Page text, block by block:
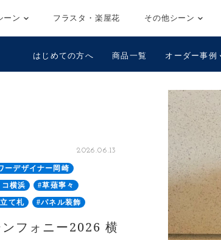
ーン フラスタ・楽屋花 その他シーン
はじめての方へ 商品一覧 オーダー事例
2026.06.13
ーデザイナー岡崎
横浜
#草薙寧々
て札 #パネル装飾
フォニー2026 横